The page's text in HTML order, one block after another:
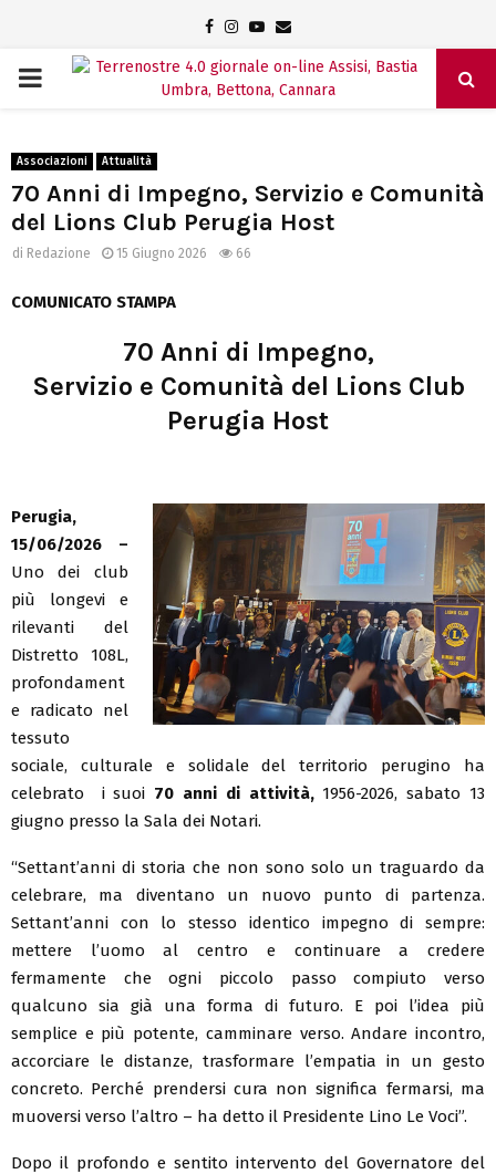
Facebook
Instagram
Youtube
Email
PRIMARY
Associazioni Attualità
70 Anni di Impegno, Servizio e Comunità
del Lions Club Perugia Host
di Redazione 15 Giugno 2026 66
COMUNICATO STAMPA
70 Anni di Impegno,
Servizio e Comunità del Lions Club
Perugia Host
Perugia,
15/06/2026 –
Uno dei club
più longevi e
rilevanti del
Distretto 108L,
profondament
e radicato nel
tessuto
sociale, culturale e solidale del territorio perugino ha
celebrato i suoi 70 anni di attività,1956-2026, sabato 13
giugno presso la Sala dei Notari.
“Settant’anni di storia che non sono solo un traguardo da
celebrare, ma diventano un nuovo punto di partenza.
Settant’anni con lo stesso identico impegno di sempre:
mettere l’uomo al centro e continuare a credere
fermamente che ogni piccolo passo compiuto verso
qualcuno sia già una forma di futuro. E poi l’idea più
semplice e più potente, camminare verso. Andare incontro,
accorciare le distanze, trasformare l’empatia in un gesto
concreto. Perché prendersi cura non significa fermarsi, ma
muoversi verso l’altro – ha detto il Presidente Lino Le Voci”.
Dopo il profondo e sentito intervento del Governatore del